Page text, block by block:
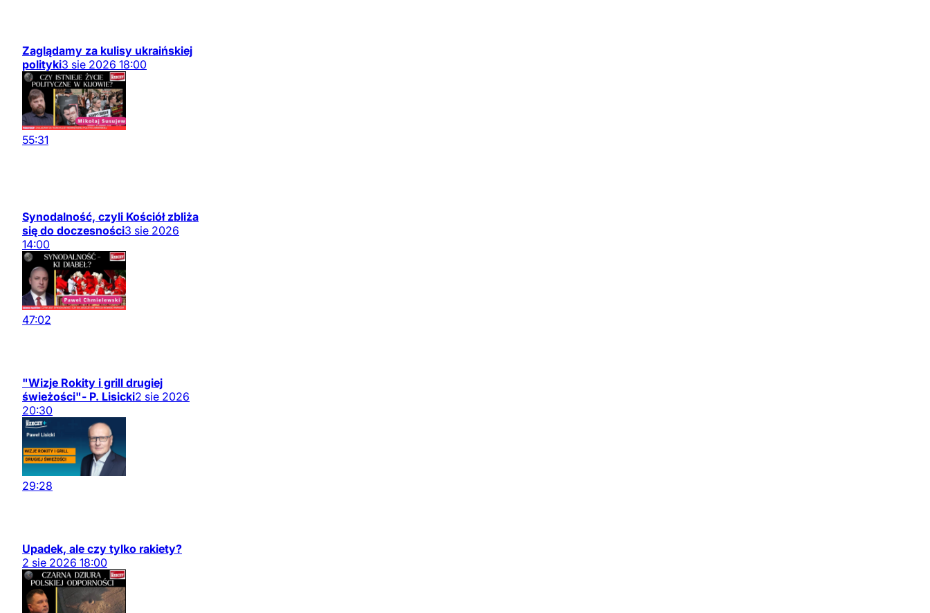
Zaglądamy za kulisy ukraińskiej
polityki3 sie 2026 18:00
55:31
Synodalność, czyli Kościół zbliża
się do doczesności3 sie 2026
14:00
47:02
"Wizje Rokity i grill drugiej
świeżości"- P. Lisicki2 sie 2026
20:30
29:28
Upadek, ale czy tylko rakiety?
2 sie 2026 18:00